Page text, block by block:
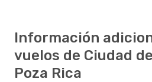
Información
vuelos de Ciudad
Poza Rica